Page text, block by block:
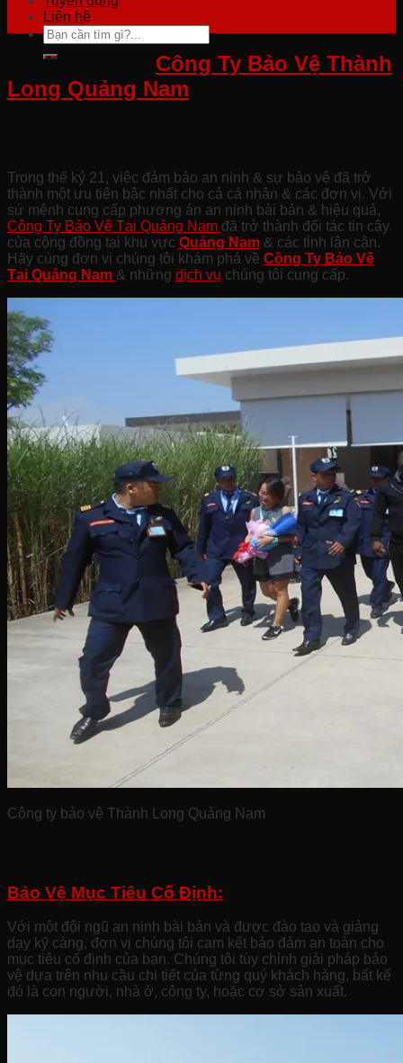
Liên hệ
Giới Thiệu Về Công Ty Bảo Vệ Thành
Long Quảng Nam
Trong thế kỷ 21, việc đảm bảo an ninh & sự bảo vệ đã trở
thành một ưu tiên bậc nhất cho cả cá nhân & các đơn vị. Với
sứ mệnh cung cấp phương án an ninh bài bản & hiệu quả,
Công Ty Bảo Vệ Tại Quảng Nam đã trở thành đối tác tin cậy
của cộng đồng tại khu vực Quảng Nam & các tỉnh lân cận.
Hãy cùng đơn vị chúng tôi khám phá về Công Ty Bảo Vệ
Tại Quảng Nam & những dịch vụ chúng tôi cung cấp.
Công ty bảo vệ Thành Long Quảng Nam
Bảo Vệ Mục Tiêu Cố Định:
Với một đội ngũ an ninh bài bản và được đào tạo và giảng
dạy kỹ càng, đơn vị chúng tôi cam kết bảo đảm an toàn cho
mục tiêu cố định của bạn. Chúng tôi tùy chỉnh giải pháp bảo
vệ dựa trên nhu cầu chi tiết của từng quý khách hàng, bất kể
đó là con người, nhà ở, công ty, hoặc cơ sở sản xuất.